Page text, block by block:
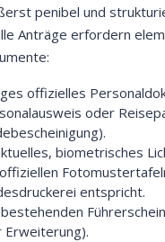
penibel und
Anträge erfordern
offizielles
oder
biometrisches
entspricht.
Erweiterung).